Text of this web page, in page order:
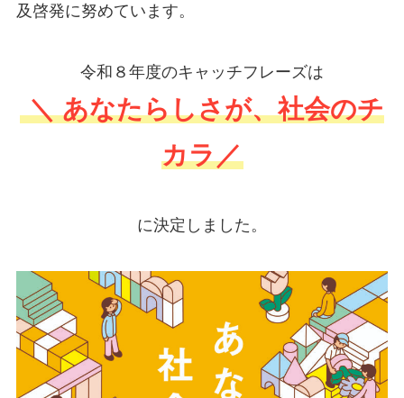
及啓発に努めています。
令和８年度のキャッチフレーズは
＼ あなたらしさが、社会のチ
カラ／
に決定しました。